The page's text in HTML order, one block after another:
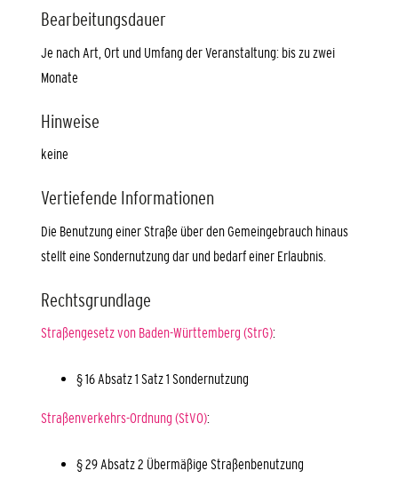
Bearbeitungsdauer
Je nach Art, Ort und Umfang der Veranstaltung: bis zu zwei
Monate
Hinweise
keine
Vertiefende Informationen
Die Benutzung einer Straße über den Gemeingebrauch hinaus
stellt eine Sondernutzung dar und bedarf einer Erlaubnis.
Rechtsgrundlage
Straßengesetz von Baden-Württemberg (StrG):
§ 16 Absatz 1 Satz 1 Sondernutzung
Straßenverkehrs-Ordnung (StVO):
§ 29 Absatz 2 Übermäßige Straßenbenutzung